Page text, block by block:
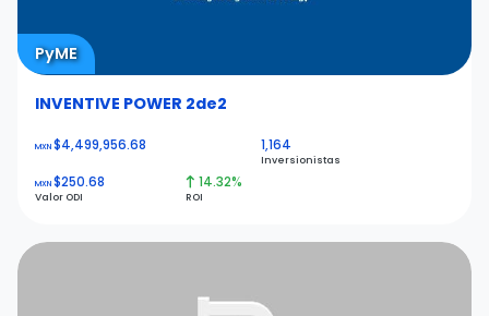
PyME
INVENTIVE POWER 2de2
MXN$4,499,956.68 1,164
Inversionistas
MXN$250.68
Valor ODI
14.32%
ROI